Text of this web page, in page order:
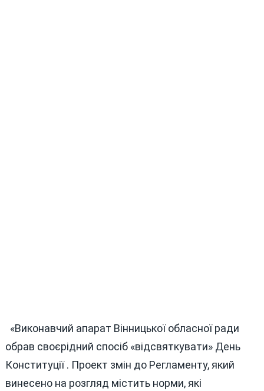
«Виконавчий апарат Вінницької обласної ради
обрав своєрідний спосіб «відсвяткувати» День
Конституції . Проект змін до Регламенту, який
винесено на розгляд містить норми, які